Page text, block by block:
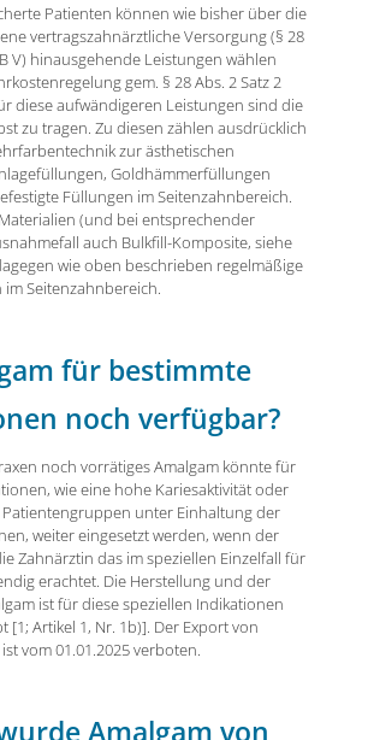
Patienten können wie bisher über die
vertragszahnärztliche Versorgung (§ 28
V) hinausgehende Leistungen wählen
gem. § 28 Abs. 2 Satz 2
diese aufwändigeren Leistungen sind die
zu tragen. Zu diesen zählen ausdrücklich
zur ästhetischen
Goldhämmerfüllungen
Füllungen im Seitenzahnbereich.
(und bei entsprechender
auch Bulkfill-Komposite, siehe
wie oben beschrieben regelmäßige
im Seitenzahnbereich.
für bestimmte
noch verfügbar?
noch vorrätiges Amalgam könnte für
wie eine hohe Kariesaktivität oder
unter Einhaltung der
weiter eingesetzt werden, wenn der
Zahnärztin das im speziellen Einzelfall für
erachtet. Die Herstellung und der
ist für diese speziellen Indikationen
[1; Artikel 1, Nr. 1b)]. Der Export von
vom 01.01.2025 verboten.
Amalgam von